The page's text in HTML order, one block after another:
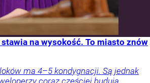
na wysokość. To miasto znów
ma 4–5 kondygnacji. Są jednak